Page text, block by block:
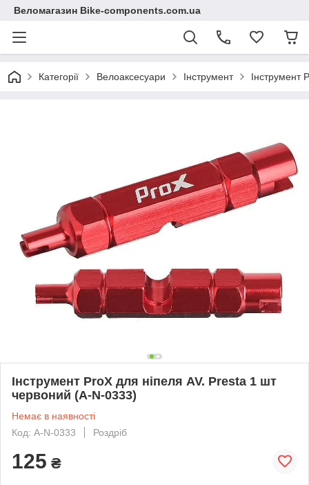
Веломагазин Bike-components.com.ua
Категорії Велоаксесуари Інструмент Інструмент
Інструмент ProX для ніпеля AV. Presta 1 шт
червоний (A-N-0333)
Немає в наявності
Код: A-N-0333
Роздріб
125 ₴